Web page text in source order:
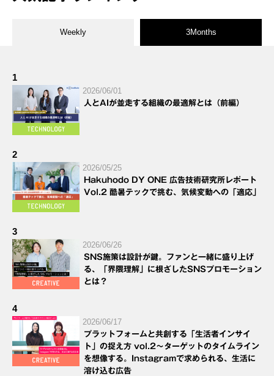
Weekly 3Months
1
2026/06/01
人とAIが並走する組織の最適解とは（前編）
2
2026/05/25
Hakuhodo DY ONE 広告技術研究所レポート
Vol.2 酷暑テックで挑む、気候変動への「適応」
3
2026/06/26
SNS施策は設計が鍵。ファンと一緒に盛り上げ
る、「界隈理解」に根ざしたSNSプロモーション
とは？
4
2026/06/17
プラットフォームと共創する「生活者インサイ
ト」の捉え方 vol.2～ターゲットのタイムライン
を想像する。Instagramで求められる、生活に
溶け込む広告